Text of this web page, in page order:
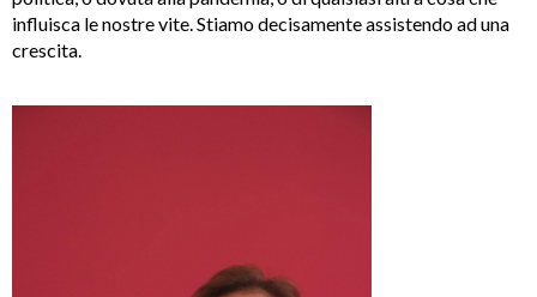
influisca le nostre vite. Stiamo decisamente assistendo ad una
crescita.